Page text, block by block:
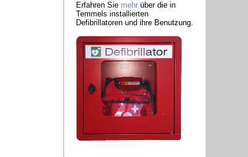
Erfahren Sie mehr über die in
Temmels installierten
Defibrillatoren und ihre Benutzung.